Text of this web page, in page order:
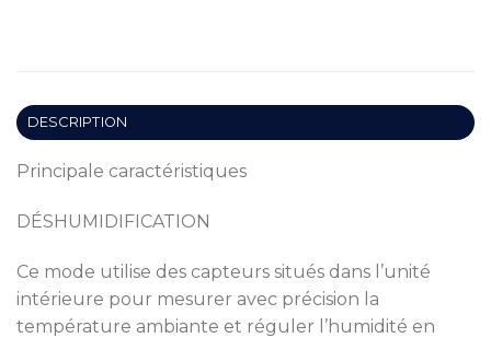
DESCRIPTION
Principale caractéristiques
DÉSHUMIDIFICATION
Ce mode utilise des capteurs situés dans l’unité
intérieure pour mesurer avec précision la
température ambiante et réguler l’humidité en